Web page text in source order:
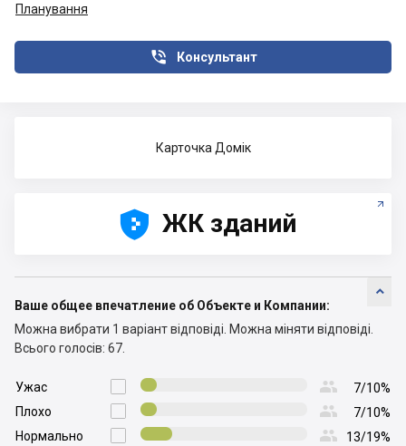
Планування
Консультант

Карточка Домік




 ЖК зданий

Ваше общее впечатление об Объекте и Компании:
Можна вибрати 1 варіант відповіді. Можна міняти відповіді.
Всього голосів: 67.

Ужас  7/10%

Плохо  7/10%

Нормально  13/19%